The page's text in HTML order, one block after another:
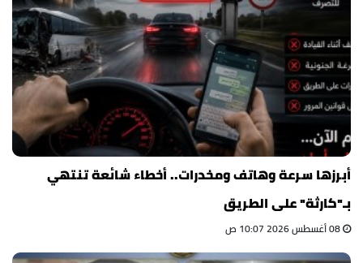
أبرزها سرعة وهاتف ومخدرات.. أخطاء شائعة تنتهي
بـ"كارثة" على الطريق